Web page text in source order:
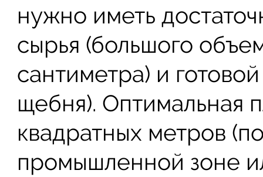
нужно иметь
сырья (большого
сантиметра) и
щебня). Оптимальная
квадратных метров
промышленной зоне